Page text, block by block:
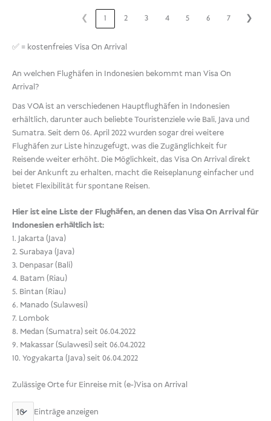
❮ 1 2 3 4 5 6 7 ❯
✅ = kostenfreies Visa On Arrival
An welchen Flughäfen in Indonesien bekommt man Visa On
Arrival?
Das VOA ist an verschiedenen Hauptflughäfen in Indonesien
erhältlich, darunter auch beliebte Touristenziele wie Bali, Java und
Sumatra. Seit dem 06. April 2022 wurden sogar drei weitere
Flughäfen zur Liste hinzugefügt, was die Zugänglichkeit für
Reisende weiter erhöht. Die Möglichkeit, das Visa On Arrival direkt
bei der Ankunft zu erhalten, macht die Reiseplanung einfacher und
bietet Flexibilität für spontane Reisen.
Hier ist eine Liste der Flughäfen, an denen das Visa On Arrival für
Indonesien erhältlich ist:
1. Jakarta (Java)
2. Surabaya (Java)
3. Denpasar (Bali)
4. Batam (Riau)
5. Bintan (Riau)
6. Manado (Sulawesi)
7. Lombok
8. Medan (Sumatra) seit 06.04.2022
9. Makassar (Sulawesi) seit 06.04.2022
10. Yogyakarta (Java) seit 06.04.2022
Zulässige Orte für Einreise mit (e-)Visa on Arrival
Einträge anzeigen